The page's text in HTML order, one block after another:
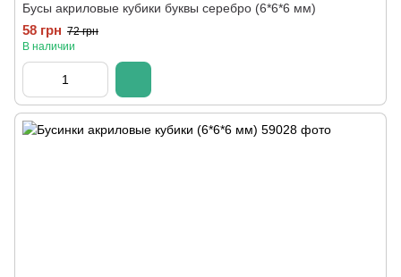
Бусы акриловые кубики буквы серебро (6*6*6 мм)
58 грн 72 грн
В наличии